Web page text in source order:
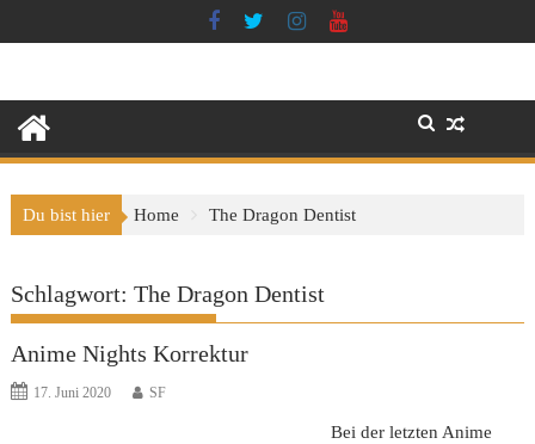
to
Du bist hier Home The Dragon Dentist
Schlagwort:The Dragon Dentist
Anime Nights Korrektur
17. Juni 2020 SF
Bei der letzten Anime